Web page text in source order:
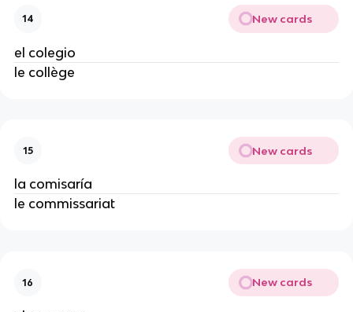
14 New cards
el colegio
le collège
15 New cards
la comisaría
le commissariat
16 New cards